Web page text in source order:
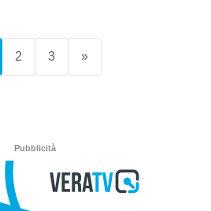
2 3 »
Pubblicità